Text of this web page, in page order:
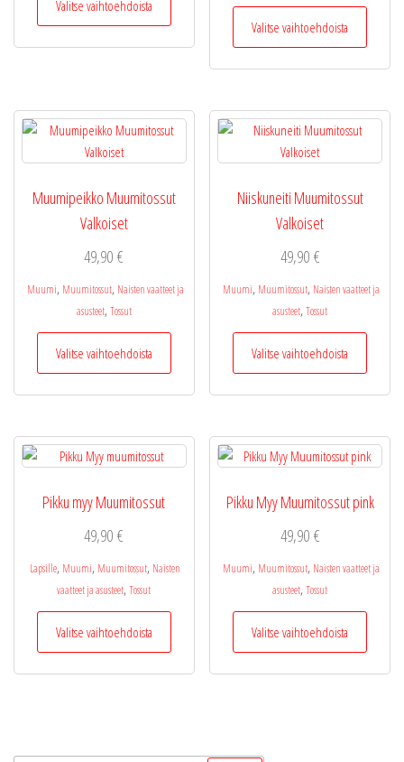
Valitse vaihtoehdoista
tehdä
valinnat
tuotteen
Valitse vaihtoehdoista
Tällä
Voit
valinnat
Muumipeikko Muumitossut
Valkoiset
49,90€
Muumi, Muumitossut, Naisten vaatteet ja
asusteet, Tossut
Valitse vaihtoehdoista
Tällä
Voit
tehdä
Niiskuneiti Muumitossut
Valkoiset
49,90 €
Muumi, Muumitossut, Naisten vaatteet ja
asusteet, Tossut
Valitse vaihtoehdoista
Tällä
Voit
tehdä
Pikku myy Muumitossut
49,90€
Lapsille, Muumi, Muumitossut, Naisten
vaatteet ja asusteet, Tossut
Valitse vaihtoehdoista
Tällä
Pikku Myy Muumitossut pink
49,90 €
Muumi, Muumitossut, Naisten vaatteet ja
asusteet, Tossut
Valitse vaihtoehdoista
Tällä